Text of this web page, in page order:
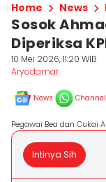
Home News
Sosok
Diperiksa
10 Mei 2026, 11:20 WIB
Aryodamar
News Channel
Pegawai Bea dan Cukai
Intinya Sih